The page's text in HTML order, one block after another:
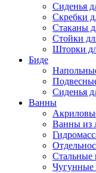
Сиденья
Скребки
Стаканы
Стойки
Шторки
Биде
Сиденья
Ванны
Ванны из
Стальные
Чугунные